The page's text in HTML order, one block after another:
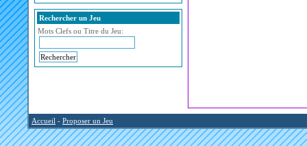
Rechercher un Jeu
Mots Clefs ou Titre du Jeu:
Accueil - Proposer un Jeu